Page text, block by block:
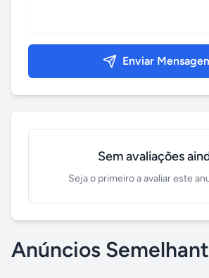
Enviar
Sem avaliações
Seja o primeiro a avaliar este
Anúncios